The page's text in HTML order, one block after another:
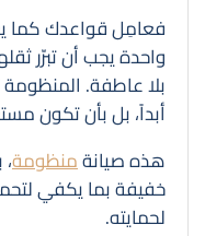
فعامِل قواعدك
واحدة يجب أن تبرّر
بلا عاطفة.
أبداً، بل بأن تكون
هذه صيانةمنظومة
خفيفة بما يكفي
لحمايته.